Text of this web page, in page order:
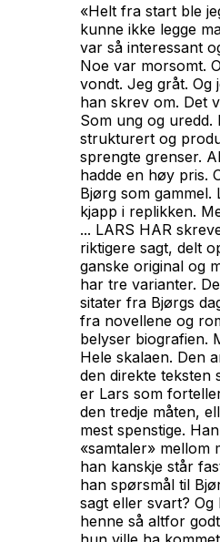
«Helt fra start ble
kunne ikke legge
var så interessant
Noe var morsomt.
vondt. Jeg gråt. Og
han skrev om. Det
Som ung og
strukturert og
sprengte grenser.
hadde en høy pris.
Bjørg som gammel.
kjapp i replikken.
... LARS HAR
riktigere sagt, delt
ganske original og
har tre varianter.
sitater fra Bjørgs
fra novellene og
belyser biografien.
Hele skalaen. Den
den direkte teksten
er Lars som
den tredje måten,
mest spenstige.
«samtaler» mellom
han kanskje står
han spørsmål til
sagt eller svart?
henne så altfor